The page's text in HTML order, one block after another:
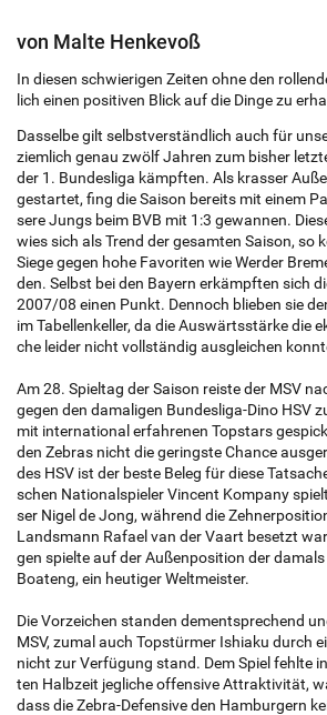
von Malte Hen­ke­voß
In die­sen schwie­ri­gen Zei­ten ohne den
lich einen po­si­ti­ven Blick auf die Dinge zu
Das­sel­be gilt selbst­ver­ständ­lich auch für
ziem­lich genau zwölf Jah­ren zum bis­her
der 1. Bun­des­li­ga kämpf­ten. Als kras­ser
ge­st­ar­tet, fing die Sai­son be­reits mit einem
se­re Jungs beim BVB mit 1:3 ge­wan­nen.
wies sich als Trend der ge­sam­ten Sai­son, so
Siege gegen hohe Fa­vo­ri­ten wie Wer­der
den. Selbst bei den Bay­ern er­kämpf­ten sich
2007/08 einen Punkt. Den­noch blie­ben sie
im Ta­bel­len­kel­ler, da die Aus­wärts­stär­ke die
che lei­der nicht voll­stän­dig aus­glei­chen
Am 28. Spiel­tag der Sai­son reis­te der MSV
gegen den da­ma­li­gen Bun­des­li­ga-Dino HSV
mit in­ter­na­tio­nal er­fah­re­nen Top­stars
den Ze­bras nicht die ge­rings­te Chan­ce
des HSV ist der beste Beleg für diese
schen Na­tio­nal­spie­ler Vin­cent Kom­pa­ny
ser Nigel de Jong, wäh­rend die
Lands­mann Rafa­el van der Vaart be­setzt
gen spiel­te auf der Au­ßen­po­si­ti­on der
Boa­teng, ein heu­ti­ger Welt­meis­ter.
Die Vor­zei­chen stan­den dement­spre­chend
MSV, zumal auch Top­stür­mer Is­hia­ku durch
nicht zur Ver­fü­gung stand. Dem Spiel fehl­te
ten Halb­zeit jeg­li­che of­fen­si­ve At­trak­ti­vi­tät,
dass die Zebra-De­fen­si­ve den Ham­bur­gern